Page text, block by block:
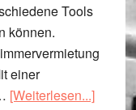
Tools
können.
einer
[Weiterlesen...]